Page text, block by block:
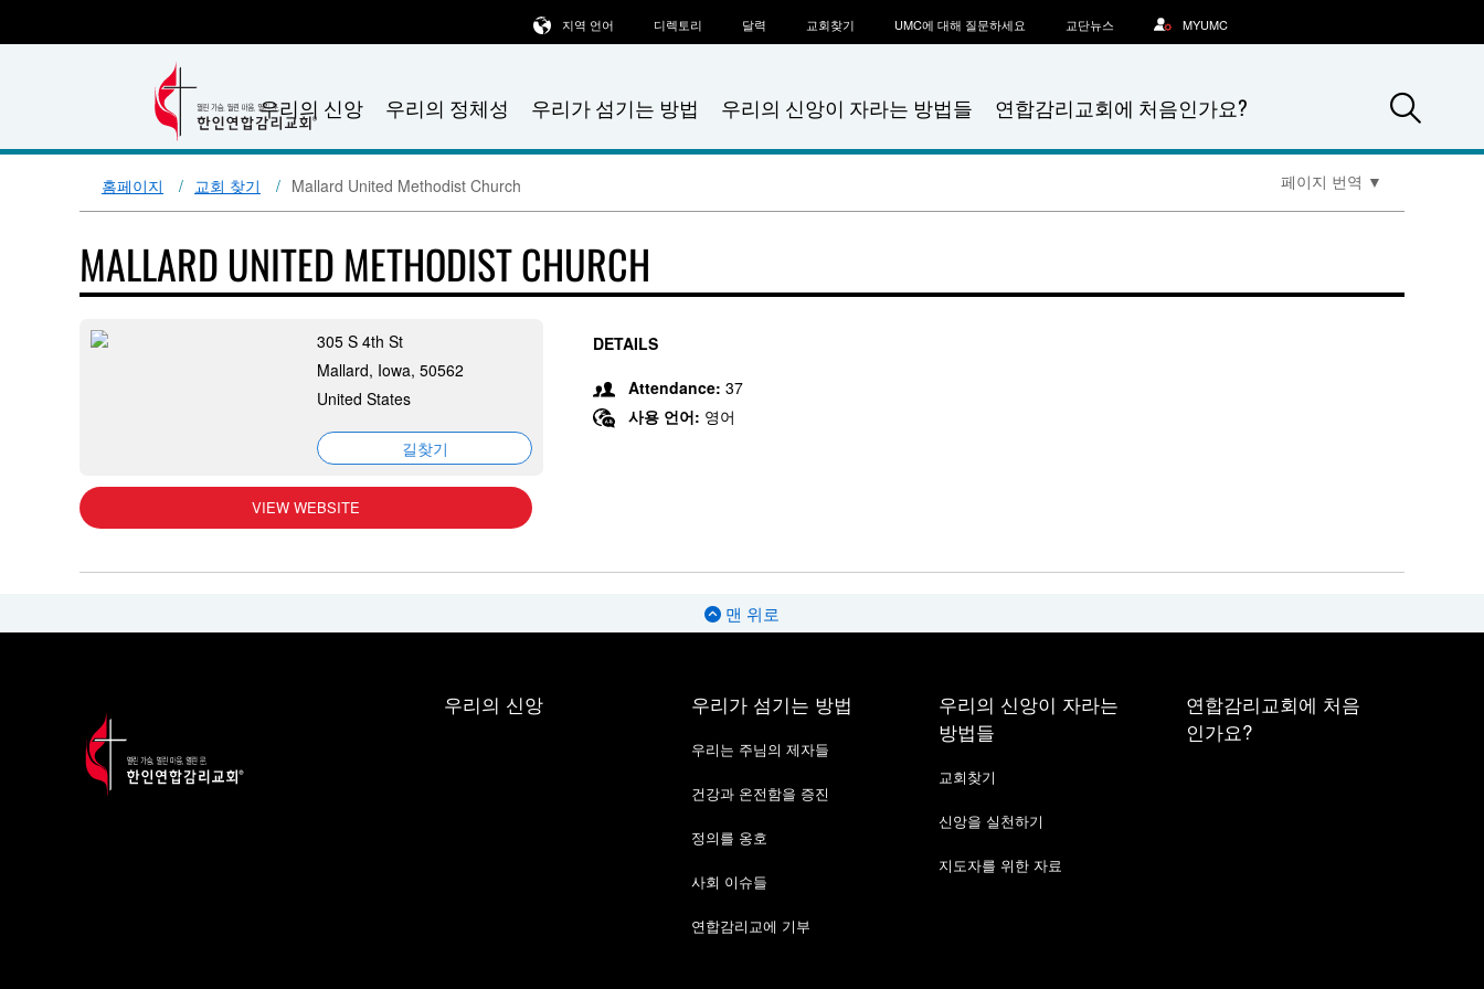
우리의 신앙 우리의 정체성 우리가 섬기는 방법 우리의 신앙이 자라는 방법들 연합감리교회에 처음인가요?
지역 언어 디렉토리 달력 교회찾기 UMC에 대해 질문하세요 교단뉴스 MYUMC
홈페이지 교회 찾기 Mallard United Methodist Church 페이지 번역 ▼
MALLARD UNITED METHODIST CHURCH
305 S 4th St
Mallard, Iowa, 50562
United States
길찾기
VIEW WEBSITE
DETAILS
Attendance: 37
사용 언어: 영어
맨 위로
우리의 신앙 우리가 섬기는 방법
우리는 주님의 제자들
건강과 온전함을 증진
정의를 옹호
사회 이슈들
연합감리교에 기부
우리의 신앙이 자라는
방법들
교회찾기
신앙을 실천하기
지도자를 위한 자료
연합감리교회에 처음
인가요?